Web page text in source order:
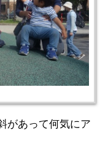
があって何気にア